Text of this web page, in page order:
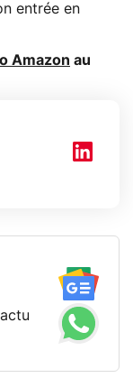
entrée en
Amazon au